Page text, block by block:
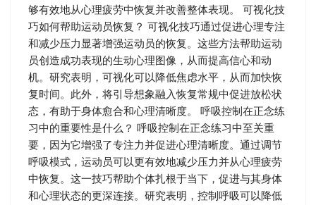
够有效地从心理疲劳中恢复并改善整体表现。 可视化技
巧如何帮助运动员恢复？ 可视化技巧通过促进心理专注
和减少压力显著增强运动员的恢复。这些方法帮助运动
员创造成功表现的生动心理图像，从而提高信心和动
机。研究表明，可视化可以降低焦虑水平，从而加快恢
复时间。此外，将引导想象融入恢复常规中促进放松状
态，有助于身体愈合和心理清晰度。 呼吸控制在正念练
习中的重要性是什么？ 呼吸控制在正念练习中至关重
要，因为它增强了专注力并促进心理清晰度。通过调节
呼吸模式，运动员可以更有效地减少压力并从心理疲劳
中恢复。这一技巧帮助个体扎根于当下，促进与其身体
和心理状态的更深连接。研究表明，控制呼吸可以降低